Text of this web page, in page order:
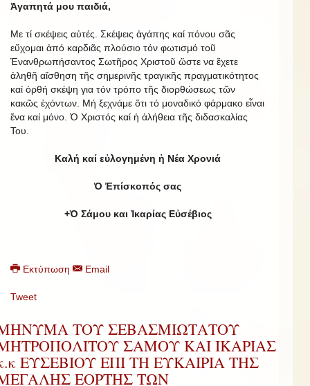
Ἀγαπητά μου παιδιά,
Με τί σκέψεις αὐτές. Σκέψεις ἀγάπης καί πόνου σᾶς
εὔχομαι ἀπό καρδιᾶς πλούσιο τόν φωτισμό τοῦ
Ἐνανθρωπήσαντος Σωτῆρος Χριστοῦ ὥστε να ἔχετε
ἀληθῆ αἴσθηση τῆς σημερινῆς τραγικῆς πραγματικότητος
καί ὀρθή σκέψη για τόν τρόπο τῆς διορθώσεως τῶν
κακῶς ἐχόντων. Μή ξεχνάμε ὅτι τό μοναδικό φάρμακο εἶναι
ἕνα καί μόνο. Ὁ Χριστός καί ἡ ἀλήθεια τῆς διδασκαλίας
Του.
Καλή καί εὐλογημένη ἡ Νέα Χρονιά
Ὁ Ἐπίσκοπός σας
+Ὁ Σάμου και Ἰκαρίας Εὐσέβιος
Εκτύπωση Email
Tweet
ΤΟΥ ΣΕΒΑΣΜΙΩΤΑΤΟΥ
ΣΑΜΟΥ ΚΑΙ ΙΚΑΡΙΑΣ
ΕΥΣΕΒΙΟΥ ΕΠΙ ΤΗ ΕΥΚΑΙΡΙΑ ΤΗΣ
ΕΟΡΤΗΣ ΤΩΝ